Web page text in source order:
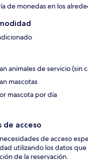
de monedas en los
animales de servicio (sin
mascotas
mascota por día
de acceso
de acceso
utilizando los datos
de la reservación.